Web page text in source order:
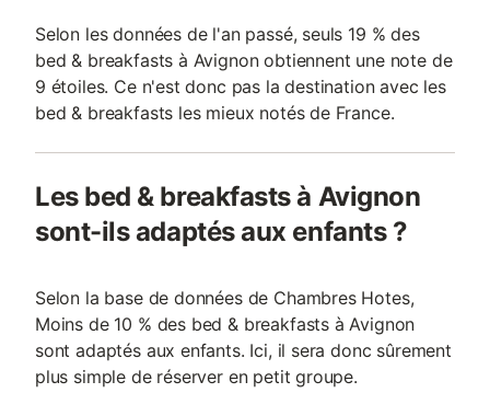
Selon les données de l'an passé, seuls 19 % des
bed & breakfasts à Avignon obtiennent une note de
9 étoiles. Ce n'est donc pas la destination avec les
bed & breakfasts les mieux notés de France.
Les bed & breakfasts à Avignon
sont-ils adaptés aux enfants ?
Selon la base de données de Chambres Hotes,
Moins de 10 % des bed & breakfasts à Avignon
sont adaptés aux enfants. Ici, il sera donc sûrement
plus simple de réserver en petit groupe.